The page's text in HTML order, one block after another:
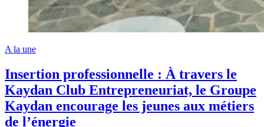
A la une
Insertion professionnelle : À travers le
Kaydan Club Entrepreneuriat, le Groupe
Kaydan encourage les jeunes aux métiers
de l’énergie